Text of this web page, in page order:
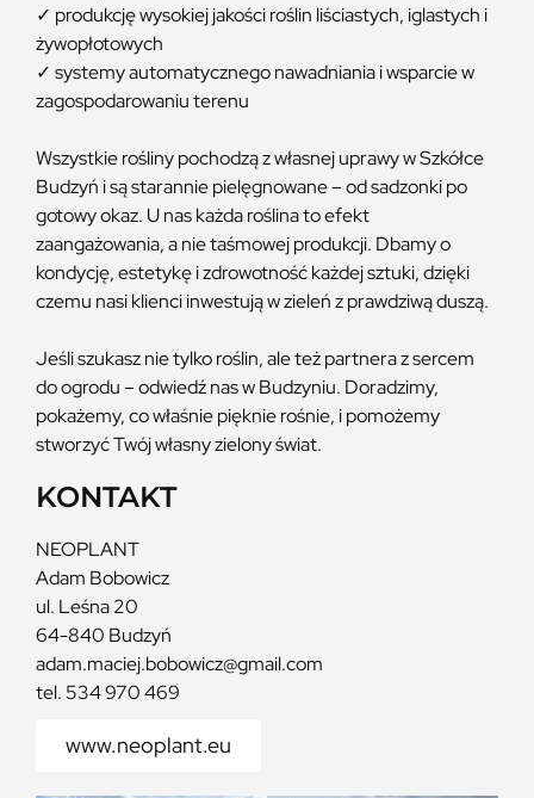
✓ produkcję wysokiej jakości roślin liściastych, iglastych i
żywopłotowych
✓ systemy automatycznego nawadniania i wsparcie w
zagospodarowaniu terenu
Wszystkie rośliny pochodzą z własnej uprawy w Szkółce
Budzyń i są starannie pielęgnowane – od sadzonki po
gotowy okaz. U nas każda roślina to efekt
zaangażowania, a nie taśmowej produkcji. Dbamy o
kondycję, estetykę i zdrowotność każdej sztuki, dzięki
czemu nasi klienci inwestują w zieleń z prawdziwą duszą.
Jeśli szukasz nie tylko roślin, ale też partnera z sercem
do ogrodu – odwiedź nas w Budzyniu. Doradzimy,
pokażemy, co właśnie pięknie rośnie, i pomożemy
stworzyć Twój własny zielony świat.
KONTAKT
NEOPLANT
Adam Bobowicz
ul. Leśna 20
64-840 Budzyń
adam.maciej.bobowicz@gmail.com
tel. 534 970 469
www.neoplant.eu